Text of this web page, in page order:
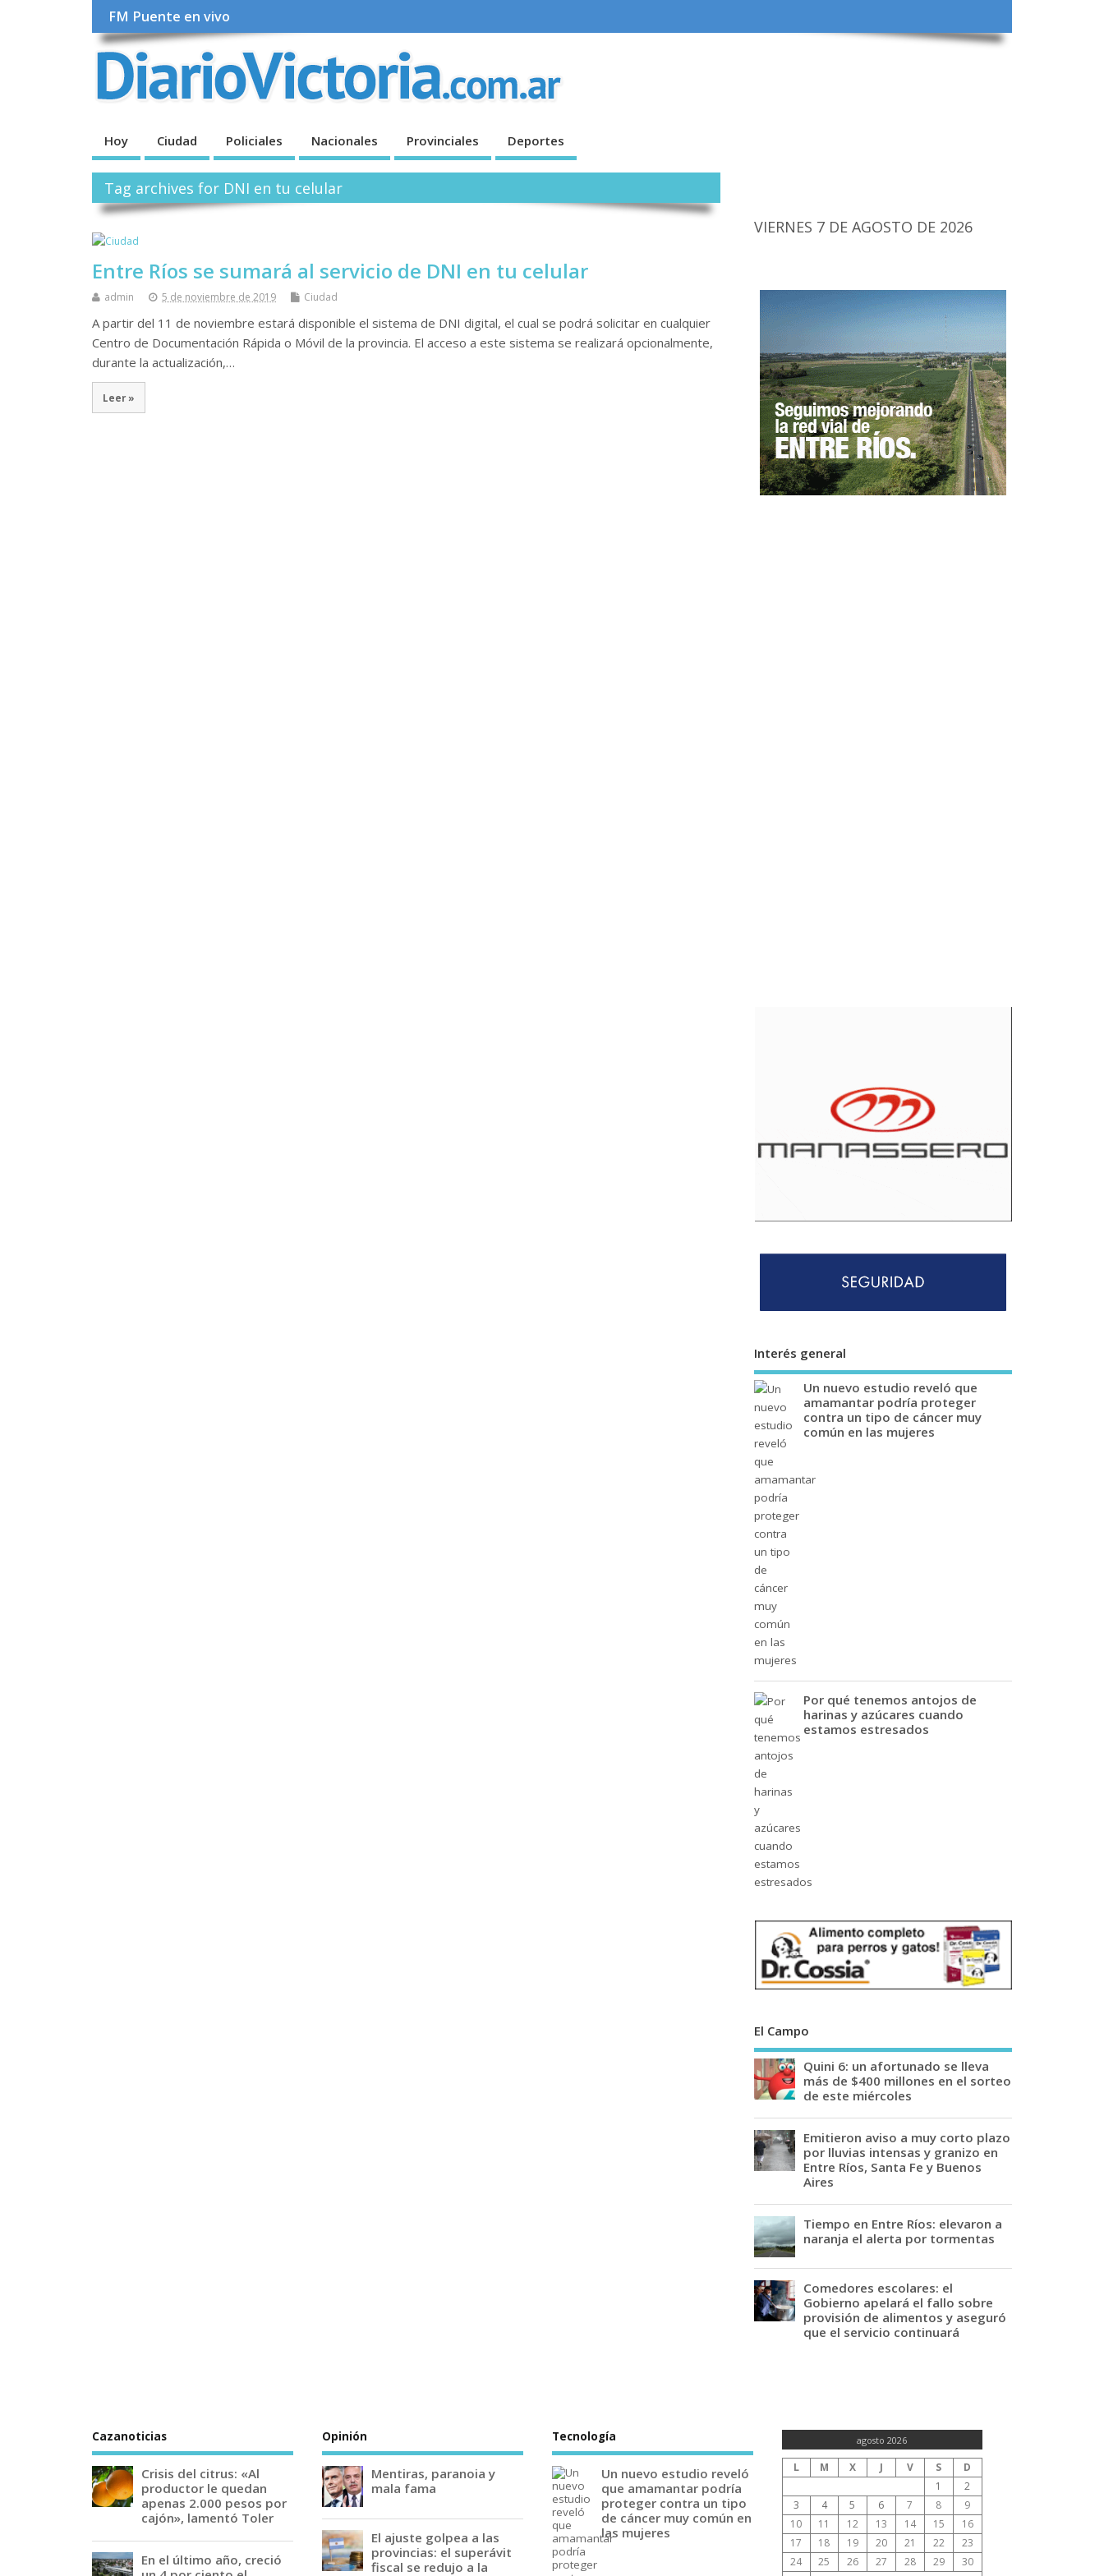
FM Puente en vivo
Hoy Ciudad Policiales Nacionales Provinciales Deportes
Tag archives for DNI en tu celular
Entre Ríos se sumará al servicio de DNI en tu celular
admin 5 de noviembre de 2019 Ciudad
A partir del 11 de noviembre estará disponible el sistema de DNI digital, el cual se podrá solicitar en cualquier
Centro de Documentación Rápida o Móvil de la provincia. El acceso a este sistema se realizará opcionalmente,
durante la actualización,…
Leer »
VIERNES 7 DE AGOSTO DE 2026
Interés general
Un nuevo estudio reveló que
amamantar podría proteger
contra un tipo de cáncer muy
común en las mujeres
Por qué tenemos antojos de
harinas y azúcares cuando
estamos estresados
El Campo
Quini 6: un afortunado se lleva
más de $400 millones en el sorteo
de este miércoles
Emitieron aviso a muy corto plazo
por lluvias intensas y granizo en
Entre Ríos, Santa Fe y Buenos
Aires
Tiempo en Entre Ríos: elevaron a
naranja el alerta por tormentas
Comedores escolares: el
Gobierno apelará el fallo sobre
provisión de alimentos y aseguró
que el servicio continuará
Cazanoticias
Crisis del citrus: «Al
productor le quedan
apenas 2.000 pesos por
cajón», lamentó Toler
En el último año, creció
Opinión
Mentiras, paranoia y
mala fama
El ajuste golpea a las
provincias: el superávit
fiscal se redujo a la
Tecnología
Un nuevo estudio reveló
que amamantar podría
proteger contra un tipo
de cáncer muy común en
las mujeres
agosto 2026
L M X J V S
D
1
2
3
4 5 6 7 8
9
10
11 12 13 14 15
16
17
18 19 20 21 22
23
24
25 26 27 28 29
30